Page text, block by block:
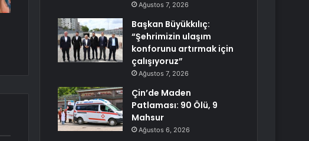
Ağustos 7, 2026
Başkan Büyükkılıç:
“Şehrimizin ulaşım
konforunu artırmak için
çalışıyoruz”
Ağustos 7, 2026
Çin’de Maden
Patlaması: 90 Ölü, 9
Mahsur
Ağustos 6, 2026